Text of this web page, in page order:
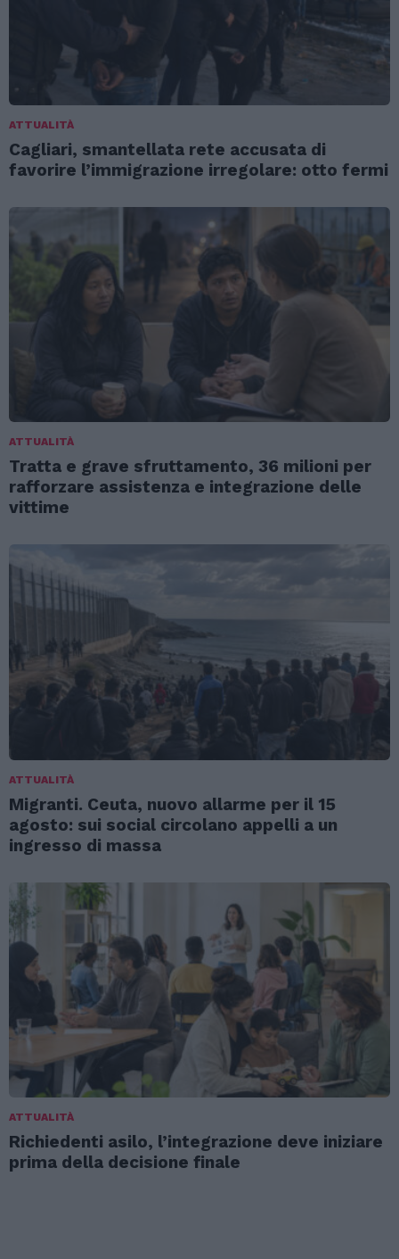
ATTUALITÀ
Cagliari, smantellata rete accusata di
favorire l’immigrazione irregolare: otto fermi
ATTUALITÀ
Tratta e grave sfruttamento, 36 milioni per
rafforzare assistenza e integrazione delle
vittime
ATTUALITÀ
Migranti. Ceuta, nuovo allarme per il 15
agosto: sui social circolano appelli a un
ingresso di massa
ATTUALITÀ
Richiedenti asilo, l’integrazione deve iniziare
prima della decisione finale